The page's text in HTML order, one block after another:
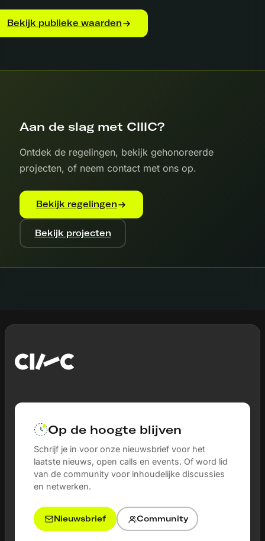
Bekijk publieke waarden
Aan de slag met CIIIC?
Ontdek de regelingen, bekijk gehonoreerde
projecten, of neem contact met ons op.
Bekijk regelingen
Bekijk projecten
Op de hoogte blijven
Schrijf je in voor onze nieuwsbrief voor het
laatste nieuws, open calls en events. Of word lid
van de community voor inhoudelijke discussies
en netwerken.
Nieuwsbrief Community